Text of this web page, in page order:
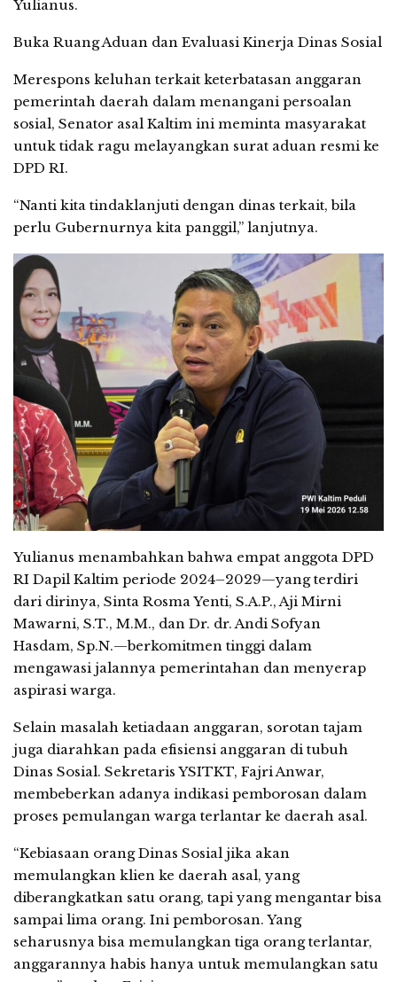
Yulianus.
Buka Ruang Aduan dan Evaluasi Kinerja Dinas Sosial
Merespons keluhan terkait keterbatasan anggaran
pemerintah daerah dalam menangani persoalan
sosial, Senator asal Kaltim ini meminta masyarakat
untuk tidak ragu melayangkan surat aduan resmi ke
DPD RI.
“Nanti kita tindaklanjuti dengan dinas terkait, bila
perlu Gubernurnya kita panggil,” lanjutnya.
Yulianus menambahkan bahwa empat anggota DPD
RI Dapil Kaltim periode 2024–2029—yang terdiri
dari dirinya, Sinta Rosma Yenti, S.A.P., Aji Mirni
Mawarni, S.T., M.M., dan Dr. dr. Andi Sofyan
Hasdam, Sp.N.—berkomitmen tinggi dalam
mengawasi jalannya pemerintahan dan menyerap
aspirasi warga.
Selain masalah ketiadaan anggaran, sorotan tajam
juga diarahkan pada efisiensi anggaran di tubuh
Dinas Sosial. Sekretaris YSITKT, Fajri Anwar,
membeberkan adanya indikasi pemborosan dalam
proses pemulangan warga terlantar ke daerah asal.
“Kebiasaan orang Dinas Sosial jika akan
memulangkan klien ke daerah asal, yang
diberangkatkan satu orang, tapi yang mengantar bisa
sampai lima orang. Ini pemborosan. Yang
seharusnya bisa memulangkan tiga orang terlantar,
anggarannya habis hanya untuk memulangkan satu